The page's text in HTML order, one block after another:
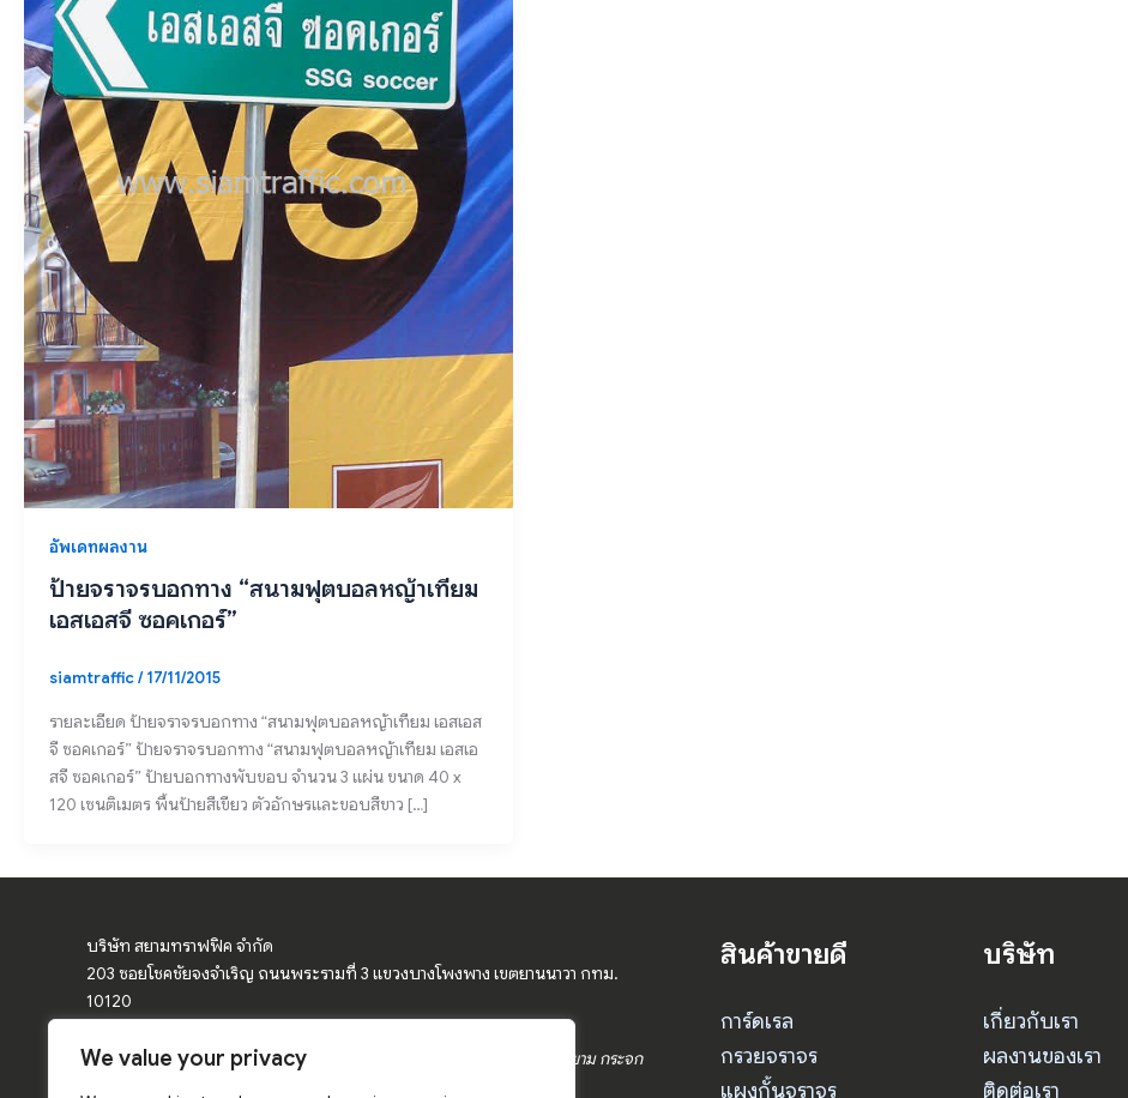
We value your privacy
อัพเดทผลงาน
ป้ายจราจรบอกทาง “สนามฟุตบอลหญ้าเทียม
เอสเอสจี ซอคเกอร์”
siamtraffic/17/11/2015
รายละเอียด ป้ายจราจรบอกทาง “สนามฟุตบอลหญ้าเทียม เอสเอส
จี ซอคเกอร์” ป้ายจราจรบอกทาง “สนามฟุตบอลหญ้าเทียม เอสเอ
สจี ซอคเกอร์” ป้ายบอกทางพับขอบ จำนวน 3 แผ่น ขนาด 40 x
120 เซนติเมตร พื้นป้ายสีเขียว ตัวอักษรและขอบสีขาว […]
บริษัท สยามทราฟฟิค จำกัด
203 ซอยโชคชัยจงจำเริญ ถนนพระรามที่ 3 แขวงบางโพงพาง เขตยานนาวา กทม.
10120
จำหน่ายอุปกรณ์จราจร ป้ายจราจร ป้ายเตือน กรวยจราจร แผงกั้นจราจร ป้อมยาม กระจก
สินค้าขายดี
การ์ดเรล
กรวยจราจร
แผงกั้นจราจร
บริษัท
เกี่ยวกับเรา
ผลงานของเรา
ติดต่อเรา